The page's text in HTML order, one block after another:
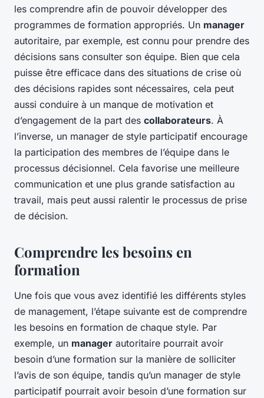
les comprendre afin de pouvoir développer des
programmes de formation appropriés. Un manager
autoritaire, par exemple, est connu pour prendre des
décisions sans consulter son équipe. Bien que cela
puisse être efficace dans des situations de crise où
des décisions rapides sont nécessaires, cela peut
aussi conduire à un manque de motivation et
d’engagement de la part des collaborateurs. À
l’inverse, un manager de style participatif encourage
la participation des membres de l’équipe dans le
processus décisionnel. Cela favorise une meilleure
communication et une plus grande satisfaction au
travail, mais peut aussi ralentir le processus de prise
de décision.
Comprendre les besoins en
formation
Une fois que vous avez identifié les différents styles
de management, l’étape suivante est de comprendre
les besoins en formation de chaque style. Par
exemple, un manager autoritaire pourrait avoir
besoin d’une formation sur la manière de solliciter
l’avis de son équipe, tandis qu’un manager de style
participatif pourrait avoir besoin d’une formation sur